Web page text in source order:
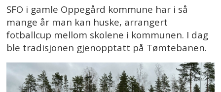
SFO i gamle Oppegård kommune har i så
mange år man kan huske, arrangert
fotballcup mellom skolene i kommunen. I dag
ble tradisjonen gjenopptatt på Tømtebanen.